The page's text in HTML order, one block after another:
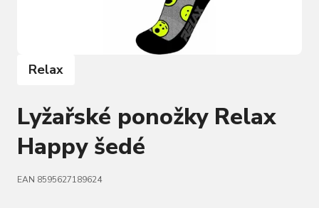
Relax
Lyžařské ponožky Relax
Happy šedé
EAN 8595627189624